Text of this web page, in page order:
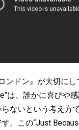
ンドン』が大切に
は、誰かに喜びや
ないという考え方
。この“Just